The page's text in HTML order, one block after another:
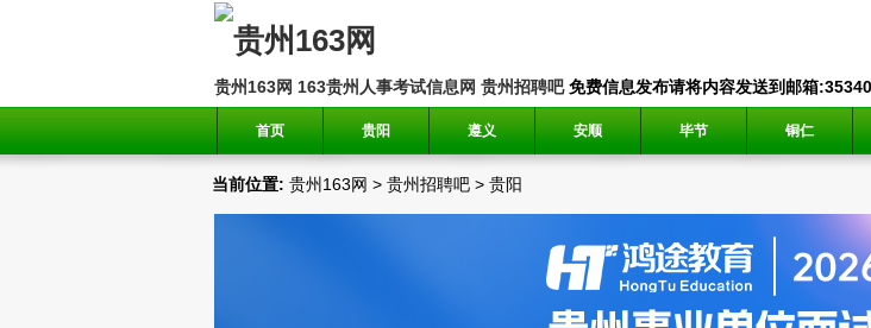
贵州163网 163贵州人事考试信息网 贵州招聘吧免费信息发布请将内容发送到邮箱
首页 贵阳 遵义 安顺 毕节 铜仁
当前位置: 贵州163网 > 贵州招聘吧 > 贵阳